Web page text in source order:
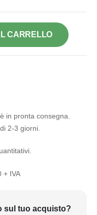
CARRELLO
in pronta consegna.
2-3 giorni.
+ IVA
sul tuo acquisto?